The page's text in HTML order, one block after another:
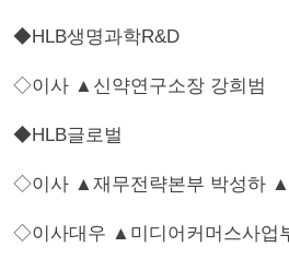
◆HLB생명과학R&D
◇이사 ▲신약연구소장 강희범
◆HLB글로벌
◇이사 ▲재무전략본부 박성하 ▲
◇이사대우 ▲미디어커머스사업